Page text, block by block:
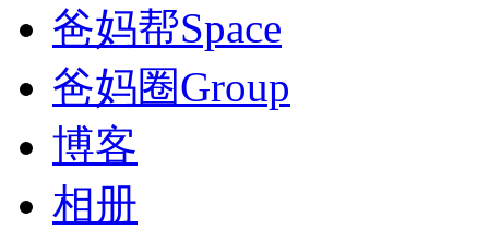
爸妈帮Space
爸妈圈Group
博客
相册